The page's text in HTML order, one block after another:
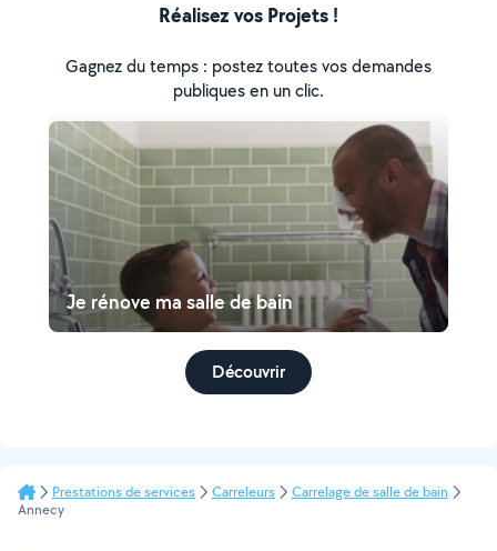
Réalisez vos Projets !
Gagnez du temps : postez toutes vos demandes
publiques en un clic.
Je rénove ma salle de bain
Découvrir
Prestations de services Carreleurs
Carrelage de salle de bain
Annecy